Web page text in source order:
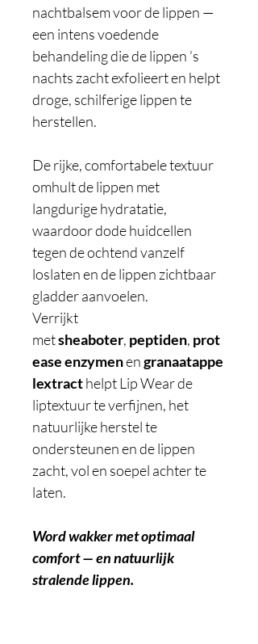
nachtbalsem voor de lippen —
een intens voedende
behandeling die de lippen ’s
nachts zacht exfolieert en helpt
droge, schilferige lippen te
herstellen.
De rijke, comfortabele textuur
omhult de lippen met
langdurige hydratatie,
waardoor dode huidcellen
tegen de ochtend vanzelf
loslaten en de lippen zichtbaar
gladder aanvoelen.
Verrijkt
metsheaboter, peptiden, prot
easeenzymenengranaatappe
lextracthelpt Lip Wear de
liptextuur te verfijnen, het
natuurlijke herstel te
ondersteunen en de lippen
zacht, vol en soepel achter te
laten.
Word wakker met optimaal
comfort — en natuurlijk
stralende lippen.